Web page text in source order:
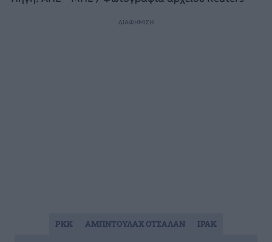
ΔΙΑΦΗΜΙΣΗ
PKK ΑΜΠΝΤΟΥΛΑΧ ΟΤΣΑΛΑΝ
ΙΡΑΚ